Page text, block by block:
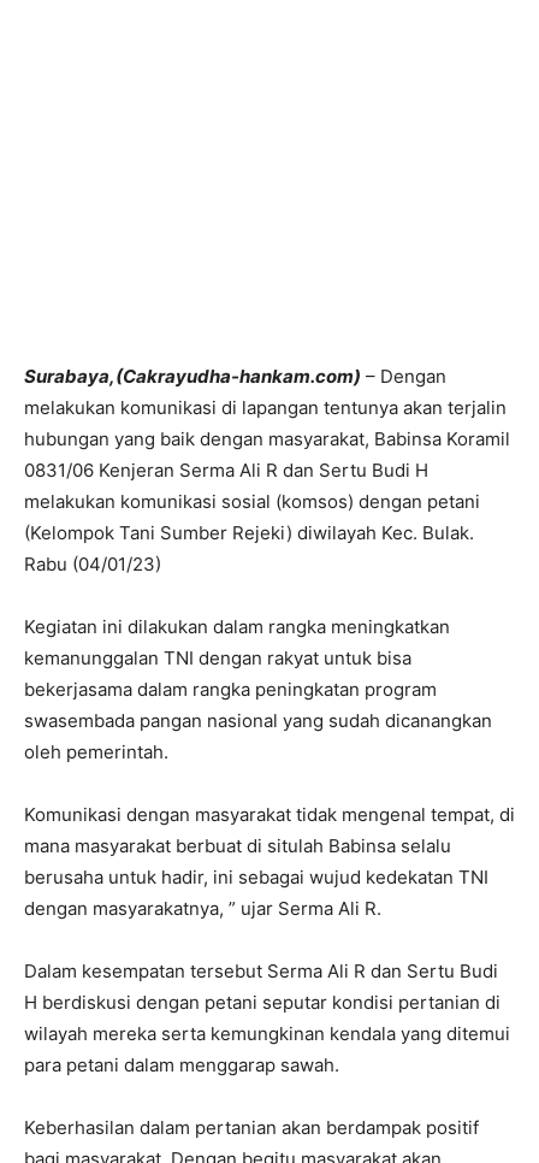
Surabaya,(Cakrayudha-hankam.com) – Dengan
melakukan komunikasi di lapangan tentunya akan terjalin
hubungan yang baik dengan masyarakat, Babinsa Koramil
0831/06 Kenjeran Serma Ali R dan Sertu Budi H
melakukan komunikasi sosial (komsos) dengan petani
(Kelompok Tani Sumber Rejeki) diwilayah Kec. Bulak.
Rabu (04/01/23)
Kegiatan ini dilakukan dalam rangka meningkatkan
kemanunggalan TNI dengan rakyat untuk bisa
bekerjasama dalam rangka peningkatan program
swasembada pangan nasional yang sudah dicanangkan
oleh pemerintah.
Komunikasi dengan masyarakat tidak mengenal tempat, di
mana masyarakat berbuat di situlah Babinsa selalu
berusaha untuk hadir, ini sebagai wujud kedekatan TNI
dengan masyarakatnya, ” ujar Serma Ali R.
Dalam kesempatan tersebut Serma Ali R dan Sertu Budi
H berdiskusi dengan petani seputar kondisi pertanian di
wilayah mereka serta kemungkinan kendala yang ditemui
para petani dalam menggarap sawah.
Keberhasilan dalam pertanian akan berdampak positif